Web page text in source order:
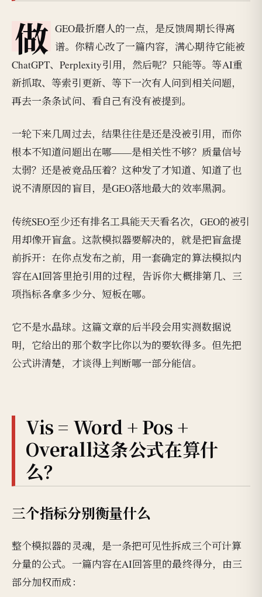
做 GEO最折磨人的一点，是反馈周期长得离
谱。你精心改了一篇内容，满心期待它能被
ChatGPT、Perplexity引用，然后呢？只能等。等AI重
新抓取、等索引更新、等下一次有人问到相关问题，
再去一条条试问、看自己有没有被提到。
一轮下来几周过去，结果往往是还是没被引用，而你
根本不知道问题出在哪——是相关性不够？质量信号
太弱？还是被竞品压着？这种发了才知道、知道了也
说不清原因的盲目，是GEO落地最大的效率黑洞。
传统SEO至少还有排名工具能天天看名次，GEO的被引
用却像开盲盒。这款模拟器要解决的，就是把盲盒提
前拆开：在你点发布之前，用一套确定的算法模拟内
容在AI回答里抢引用的过程，告诉你大概排第几、三
项指标各拿多少分、短板在哪。
它不是水晶球。这篇文章的后半段会用实测数据说
明，它给出的那个数字比你以为的要软得多。但先把
公式讲清楚，才谈得上判断哪一部分能信。
Vis = Word + Pos +
Overall这条公式在算什
么？
三个指标分别衡量什么
整个模拟器的灵魂，是一条把可见性拆成三个可计算
分量的公式。一篇内容在AI回答里的最终得分，由三
部分加权而成：